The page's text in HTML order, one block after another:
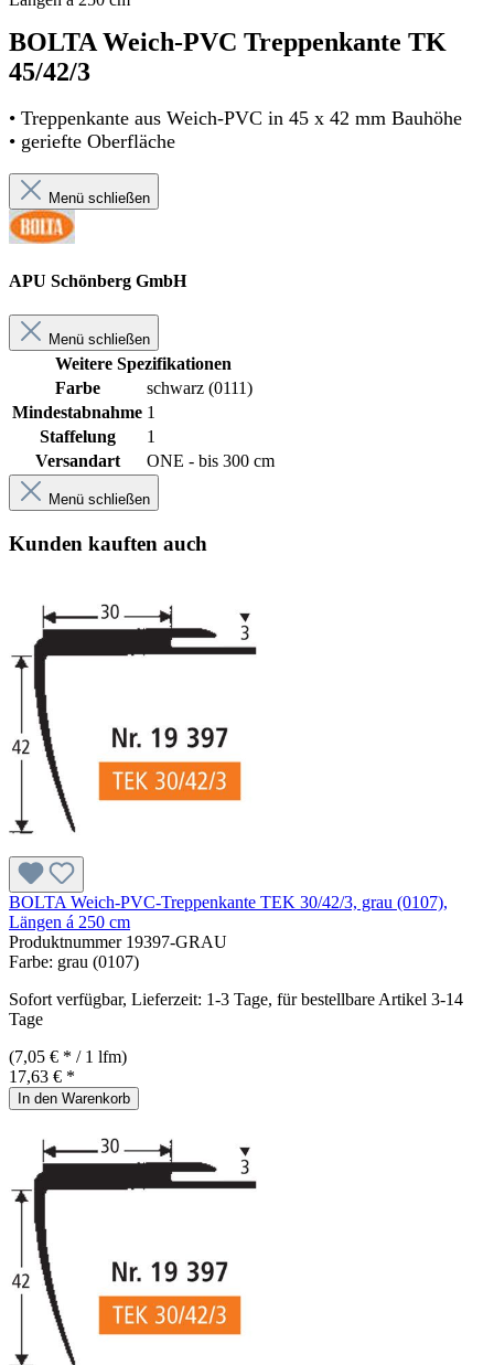
BOLTA Weich-PVC Treppenkante TK
45/42/3
• Treppenkante aus Weich-PVC in 45 x 42 mm Bauhöhe
• geriefte Oberfläche
Menü schließen
APU Schönberg GmbH
Menü schließen
Weitere Spezifikationen
Farbe
schwarz (0111)
Mindestabnahme 1
Staffelung
1
Versandart
ONE - bis 300 cm
Menü schließen
Kunden kauften auch
BOLTA Weich-PVC-Treppenkante TEK 30/42/3, grau (0107),
Längen á 250 cm
Produktnummer 19397-GRAU
Farbe: grau (0107)
Sofort verfügbar, Lieferzeit: 1-3 Tage, für bestellbare Artikel 3-14
Tage
(7,05 € * / 1 lfm)
17,63 € *
In den Warenkorb